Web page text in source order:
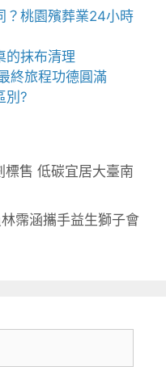
？ 桃園殯葬業24小時
的抹布清理
終旅程功德圓滿
別?
標售 低碳宜居大臺南
霈涵攜手益生獅子會